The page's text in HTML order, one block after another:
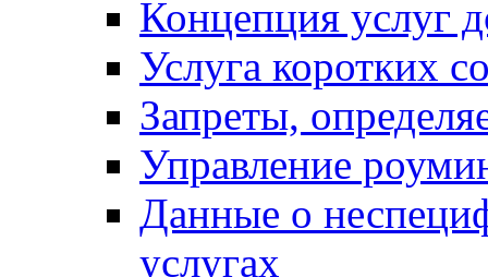
Концепция услуг
Услуга коротких
Запреты,
Управление
Данные о
услугах